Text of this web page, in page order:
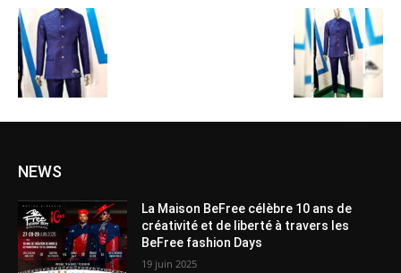
NEWS
La Maison BeFree célèbre 10 ans de
créativité et de liberté à travers les
BeFree fashion Days
19 juin 2025